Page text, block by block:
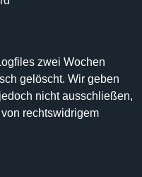
zwei Wochen
gelöscht. Wir geben
nicht ausschließen,
rechtswidrigem